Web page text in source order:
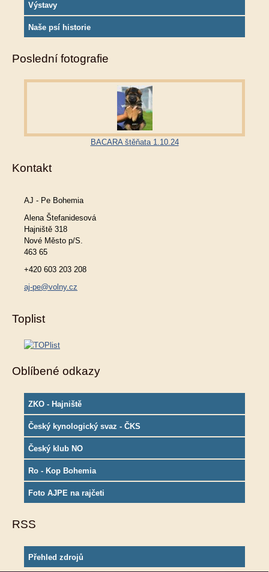
Výstavy
Naše psí historie
Poslední fotografie
BACARA štěňata 1.10.24
Kontakt
AJ - Pe Bohemia
Alena Štefanidesová
Hajniště 318
Nové Město p/S.
463 65
+420 603 203 208
aj-pe@volny.cz
Toplist
Oblíbené odkazy
ZKO - Hajniště
Český kynologický svaz - ČKS
Český klub NO
Ro - Kop Bohemia
Foto AJPE na rajčeti
RSS
Přehled zdrojů